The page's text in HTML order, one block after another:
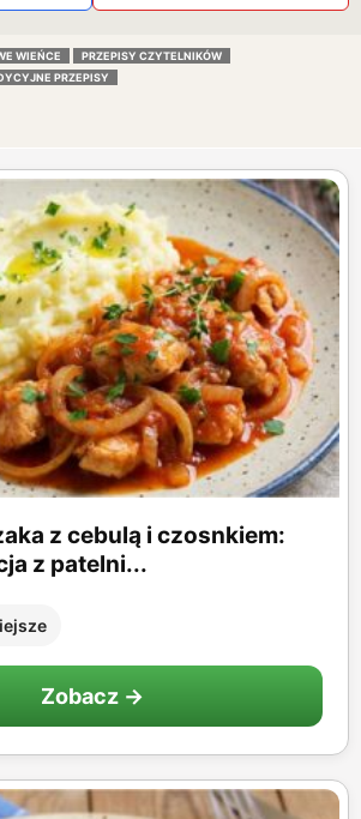
WIEŃCE
PRZEPISY CZYTELNIKÓW
PRZEPISY
z cebulą i czosnkiem:
z patelni...
Zobacz →